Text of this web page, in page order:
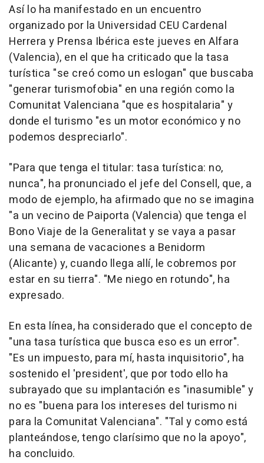
Así lo ha manifestado en un encuentro
organizado por la Universidad CEU Cardenal
Herrera y Prensa Ibérica este jueves en Alfara
(Valencia), en el que ha criticado que la tasa
turística "se creó como un eslogan" que buscaba
"generar turismofobia" en una región como la
Comunitat Valenciana "que es hospitalaria" y
donde el turismo "es un motor económico y no
podemos despreciarlo".
"Para que tenga el titular: tasa turística: no,
nunca", ha pronunciado el jefe del Consell, que, a
modo de ejemplo, ha afirmado que no se imagina
"a un vecino de Paiporta (Valencia) que tenga el
Bono Viaje de la Generalitat y se vaya a pasar
una semana de vacaciones a Benidorm
(Alicante) y, cuando llega allí, le cobremos por
estar en su tierra". "Me niego en rotundo", ha
expresado.
En esta línea, ha considerado que el concepto de
"una tasa turística que busca eso es un error".
"Es un impuesto, para mí, hasta inquisitorio", ha
sostenido el 'president', que por todo ello ha
subrayado que su implantación es "inasumible" y
no es "buena para los intereses del turismo ni
para la Comunitat Valenciana". "Tal y como está
planteándose, tengo clarísimo que no la apoyo",
ha concluido.